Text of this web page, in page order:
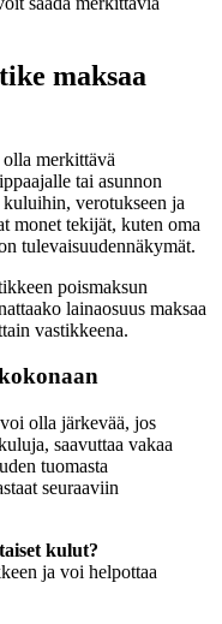
maksaa
merkittävä
tai asunnon
verotukseen ja
monet tekijät, kuten oma
tulevaisuudennäkymät.
poismaksun
lainaosuus maksaa
vastikkeena.
olla järkevää, jos
saavuttaa vakaa
tuomasta
seuraaviin
kulut?
ja voi helpottaa